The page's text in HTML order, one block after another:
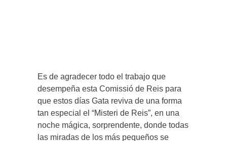
Es de agradecer todo el trabajo que
desempeña esta Comissió de Reis para
que estos días Gata reviva de una forma
tan especial el “Misteri de Reis”, en una
noche mágica, sorprendente, donde todas
las miradas de los más pequeños se